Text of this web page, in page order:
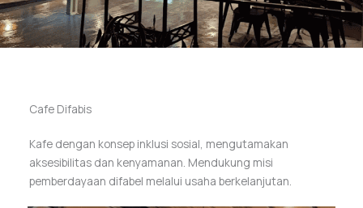
Cafe Difabis
Kafe dengan konsep inklusi sosial, mengutamakan
aksesibilitas dan kenyamanan. Mendukung misi
pemberdayaan difabel melalui usaha berkelanjutan.